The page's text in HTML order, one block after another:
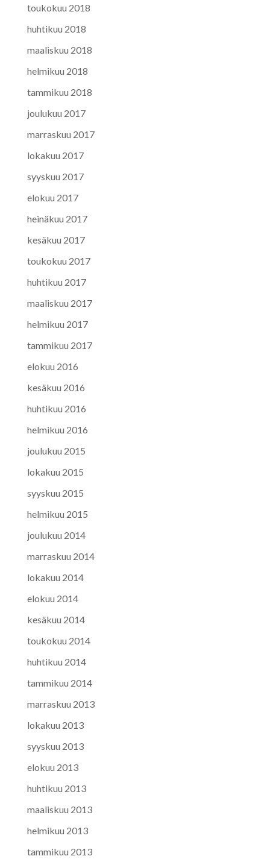
toukokuu 2018
huhtikuu 2018
maaliskuu 2018
helmikuu 2018
tammikuu 2018
joulukuu 2017
marraskuu 2017
lokakuu 2017
syyskuu 2017
elokuu 2017
heinäkuu 2017
kesäkuu 2017
toukokuu 2017
huhtikuu 2017
maaliskuu 2017
helmikuu 2017
tammikuu 2017
elokuu 2016
kesäkuu 2016
huhtikuu 2016
helmikuu 2016
joulukuu 2015
lokakuu 2015
syyskuu 2015
helmikuu 2015
joulukuu 2014
marraskuu 2014
lokakuu 2014
elokuu 2014
kesäkuu 2014
toukokuu 2014
huhtikuu 2014
tammikuu 2014
marraskuu 2013
lokakuu 2013
syyskuu 2013
elokuu 2013
huhtikuu 2013
maaliskuu 2013
helmikuu 2013
tammikuu 2013